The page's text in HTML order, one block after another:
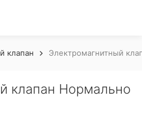
клапан Электромагнитный
клапан Нормально